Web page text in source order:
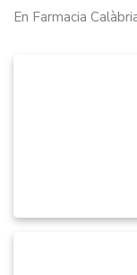
En Farmacia